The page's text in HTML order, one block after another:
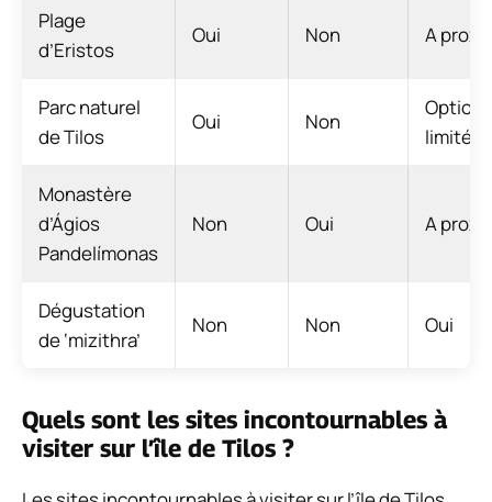
Plage
d’Eristos
Oui Non A
Parc naturel
de Tilos
Oui Non
Options
limitées
Monastère
d’Ágios
Pandelímonas
Non Oui A
Dégustation
de ‘mizithra’
Non Non Oui
Quels sont les sites incontournables à
visiter sur l’île de Tilos ?